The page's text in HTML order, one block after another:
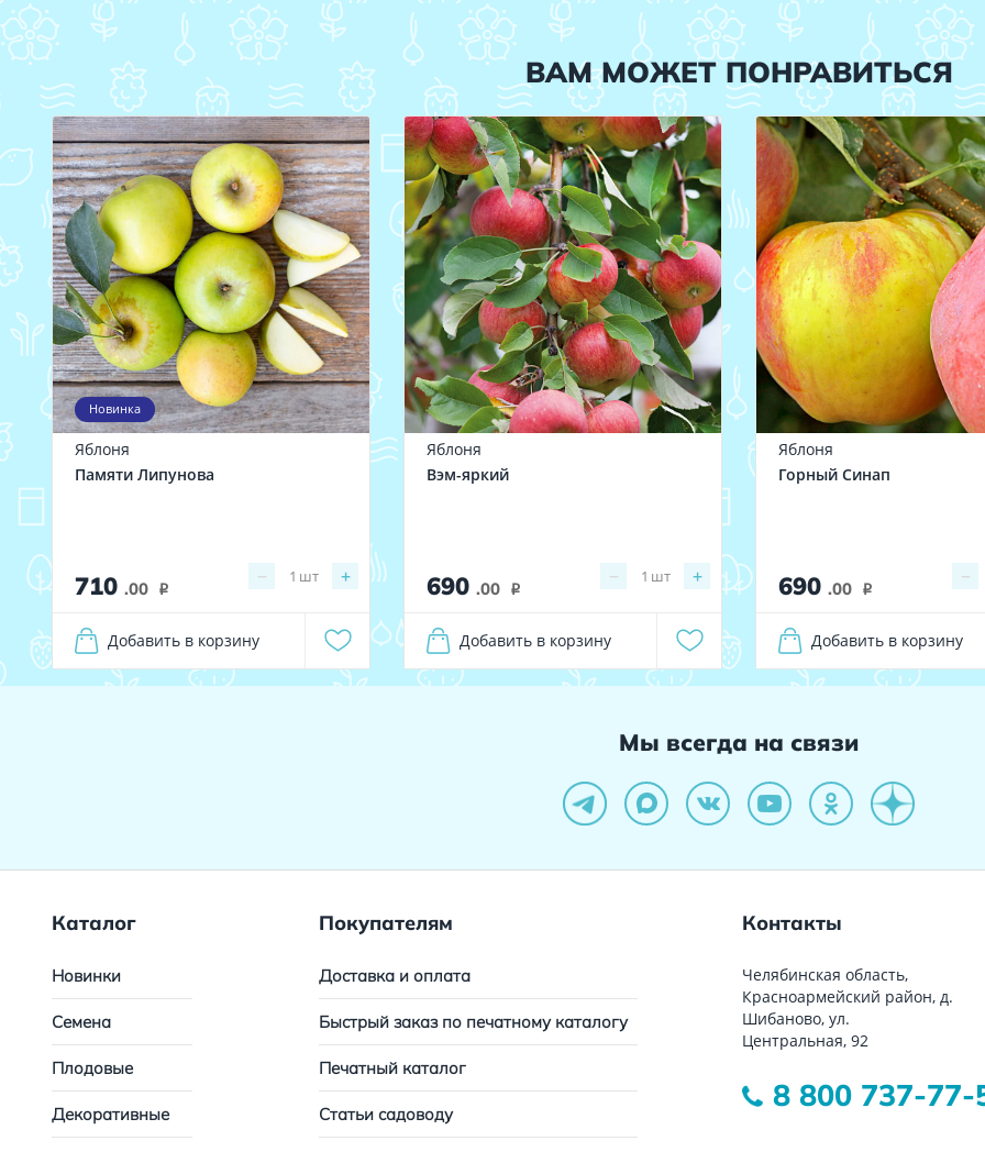
ВАМ МОЖЕТ ПОНРАВИТЬСЯ
Новинка
Яблоня
Памяти Липунова
710 .00 i
− +
1 шт
Добавить в корзину
Яблоня
Вэм-яркий
690 .00 i
− +
1 шт
Добавить в корзину
Яблоня
Горный Синап
690 .00 i
−
Добавить в корзину
Мы всегда на связи
Каталог
Новинки
Семена
Плодовые
Декоративные
Покупателям
Доставка и оплата
Быстрый заказ по печатному каталогу
Печатный каталог
Статьи садоводу
Контакты
Челябинская область,
Красноармейский район, д.
Шибаново, ул.
Центральная, 92
8 800 737-77-